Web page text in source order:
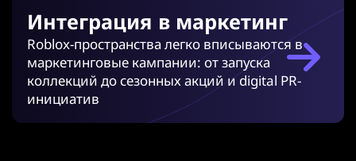
Интеграция в маркетинг
Roblox-пространства легко вписываются в
маркетинговые кампании: от запуска
коллекций до сезонных акций и digital PR-
инициатив